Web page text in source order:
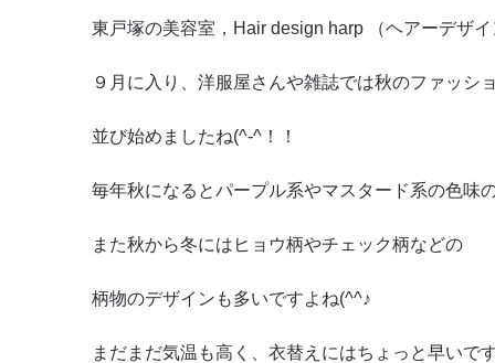
東戸塚の美容室，Hair design harp （ヘアーデザイ
９月に入り、洋服屋さんや雑誌では秋のファッシ
並び始めましたね(^-^！！
毎年秋になるとパープル系やマスタード系の色味
また秋から冬にはヒョウ柄やチェック柄などの
柄物のデザインも多いですよね(^^♪
まだまだ気温も高く、衣替えにはちょっと早いで